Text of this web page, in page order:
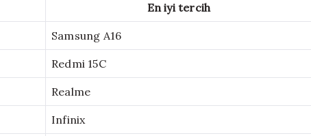
En iyi tercih
Samsung A16
Redmi 15C
Realme
Infinix